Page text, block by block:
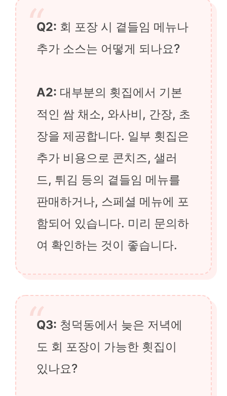
Q2: 회 포장 시 곁들임 메뉴나
추가 소스는 어떻게 되나요?
A2: 대부분의 횟집에서 기본
적인 쌈 채소, 와사비, 간장, 초
장을 제공합니다. 일부 횟집은
추가 비용으로 콘치즈, 샐러
드, 튀김 등의 곁들임 메뉴를
판매하거나, 스페셜 메뉴에 포
함되어 있습니다. 미리 문의하
여 확인하는 것이 좋습니다.
Q3: 청덕동에서 늦은 저녁에
도 회 포장이 가능한 횟집이
있나요?